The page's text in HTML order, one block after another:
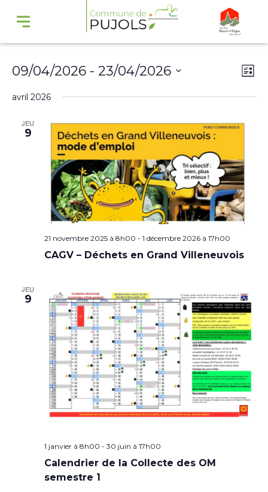
Liste
09/04/2026 - 23/04/2026
date.
avril 2026
JEU
9
21 novembre 2025 à 8h00 - 1 décembre 2026 à 17h00
CAGV – Déchets en Grand Villeneuvois
JEU
9
1 janvier à 8h00 - 30 juin à 17h00
Calendrier de la Collecte des OM
semestre 1